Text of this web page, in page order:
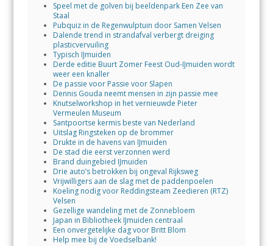
Speel met de golven bij beeldenpark Een Zee van
Staal
Pubquiz in de Regenwulptuin door Samen Velsen
Dalende trend in strandafval verbergt dreiging
plasticvervuiling
Typisch IJmuiden
Derde editie Buurt Zomer Feest Oud-IJmuiden wordt
weer een knaller
De passie voor Passie voor Slapen
Dennis Gouda neemt mensen in zijn passie mee
Knutselworkshop in het vernieuwde Pieter
Vermeulen Museum
Santpoortse kermis beste van Nederland
Uitslag Ringsteken op de brommer
Drukte in de havens van IJmuiden
De stad die eerst verzonnen werd
Brand duingebied IJmuiden
Drie auto’s betrokken bij ongeval Rijksweg
Vrijwilligers aan de slag met de paddenpoelen
Koeling nodig voor Reddingsteam Zeedieren (RTZ)
Velsen
Gezellige wandeling met de Zonnebloem
Japan in Bibliotheek IJmuiden centraal
Een onvergetelijke dag voor Britt Blom
Help mee bij de Voedselbank!